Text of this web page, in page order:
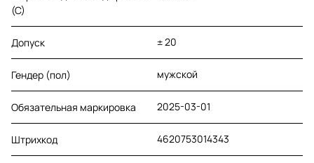
(С)
Допуск ± 20
Гендер (пол) мужской
Обязательная маркировка 2025-03-01
Штрихкод 4620753014343